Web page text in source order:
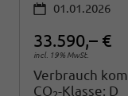
01.01.2026
33.590,– €
incl. 19% MwSt.
Verbrauch
CO -Klasse: D